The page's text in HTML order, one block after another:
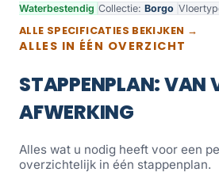
Waterbestendig Collectie: Borgo
ALLE SPECIFICATIES BEKIJKEN →
ALLES IN ÉÉN OVERZICHT
STAPPENPLAN: VAN
AFWERKING
Alles wat u nodig heeft voor een
overzichtelijk in één stappenplan.